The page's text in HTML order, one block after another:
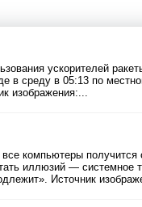
ускорителей
в среду в 05:13 по
изображения:...
компьютеры получится
иллюзий — системное
Источник